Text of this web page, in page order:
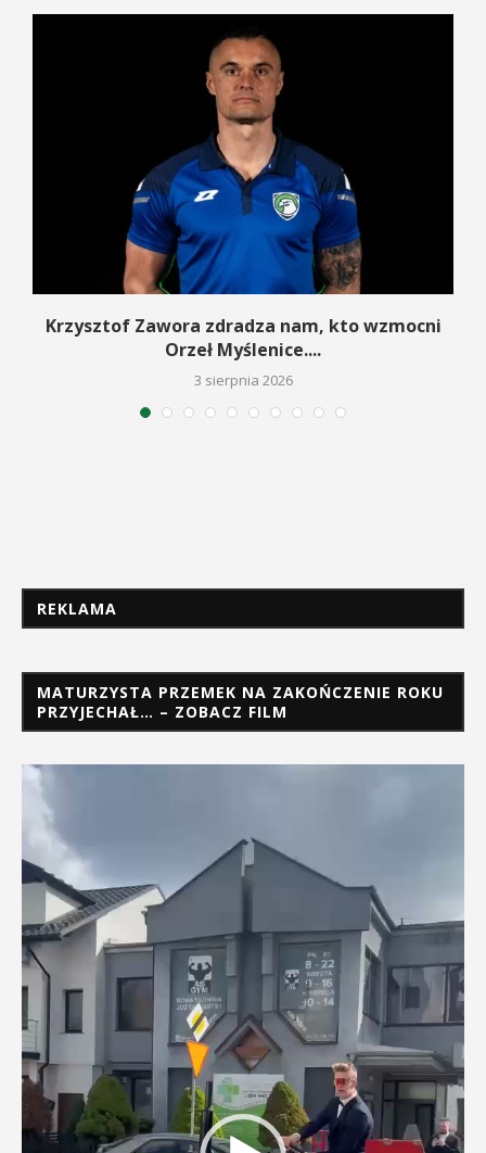
Krzysztof Zawora zdradza nam, kto wzmocni
Orzeł Myślenice....
3 sierpnia 2026
REKLAMA
MATURZYSTA PRZEMEK NA ZAKOŃCZENIE ROKU
PRZYJECHAŁ… – ZOBACZ FILM
Odtwarzacz